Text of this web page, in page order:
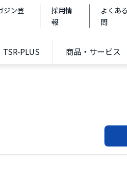
ジン登
採用情
報
よくあ
問
TSR-PLUS 商品・サービス